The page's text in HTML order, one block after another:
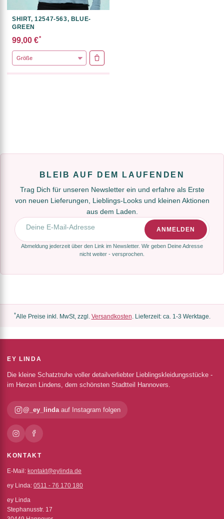
SHIRT, 12547-563, BLUE-
GREEN
99,00 €*
IN DEN WARENKORB
BLEIB AUF DEM LAUFENDEN
Trag Dich für unseren Newsletter ein und erfahre als Erste
von neuen Lieferungen, Lieblings-Looks und kleinen Aktionen
aus dem Laden.
E-Mail-Adresse
ANMELDEN
Abmeldung jederzeit über den Link im Newsletter. Wir geben Deine Adresse
nicht weiter - versprochen.
*Alle Preise inkl. MwSt, zzgl. Versandkosten. Lieferzeit: ca. 1-3 Werktage.
EY LINDA
Die kleine Schatztruhe voller detailverliebter Lieblingskleidungsstücke -
im Herzen Lindens, dem schönsten Stadtteil Hannovers.
@_ey_lindaauf Instagram folgen
KONTAKT
E-Mail: kontakt@eylinda.de
ey Linda: 0511 - 76 170 180
ey Linda
Stephanusstr. 17